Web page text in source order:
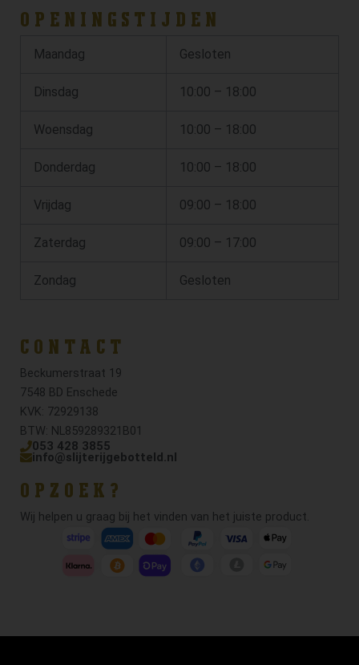
OPENINGSTIJDEN
Maandag Gesloten
Dinsdag 10:00 – 18:00
Woensdag 10:00 – 18:00
Donderdag 10:00 – 18:00
Vrijdag 09:00 – 18:00
Zaterdag 09:00 – 17:00
Zondag Gesloten
CONTACT
Beckumerstraat 19
7548 BD Enschede
KVK: 72929138
BTW: NL859289321B01
053 428 3855
info@slijterijgebotteld.nl
OPZOEK?
Wij helpen u graag bij het vinden van het juiste product.